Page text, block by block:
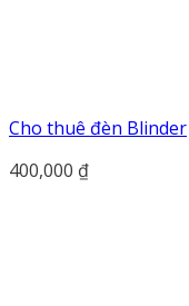
Cho thuê đèn Blinder
400,000 ₫